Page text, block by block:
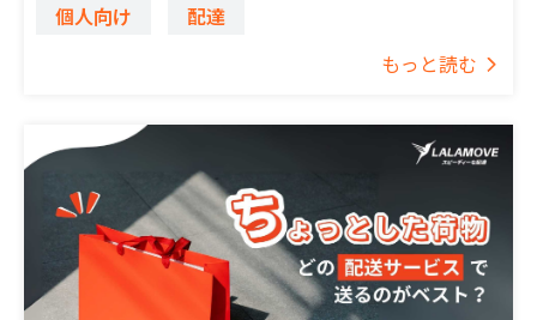
個人向け
配達
もっと読む